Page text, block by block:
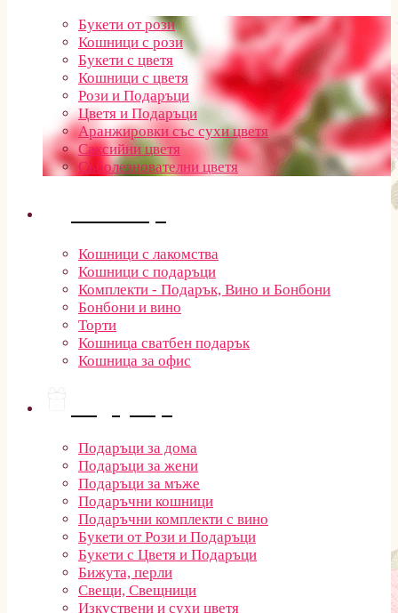
Букети от рози
Кошници с рози
Букети с цветя
Кошници с цветя
Рози и Подаръци
Цветя и Подаръци
Аранжировки със сухи цветя
Саксийни цветя
Съболезнователни цветя
Кошници с лакомства
Кошници с подаръци
Комплекти - Подарък, Вино и Бонбони
Бонбони и вино
Торти
Кошница сватбен подарък
Кошница за офис
Подаръци за дома
Подаръци за жени
Подаръци за мъже
Подаръчни кошници
Подаръчни комплекти с вино
Букети от Рози и Подаръци
Букети с Цветя и Подаръци
Бижута, перли
Свещи, Свещници
Изкуствени и сухи цветя